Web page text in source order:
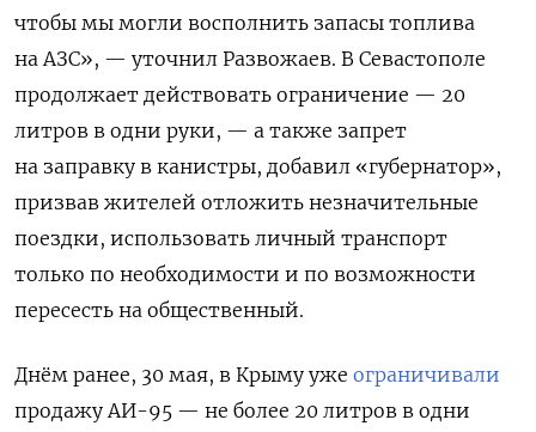
чтобы мы могли восполнить запасы топлива
на АЗС», — уточнил Развожаев. В Севастополе
продолжает действовать ограничение — 20
литров в одни руки, — а также запрет
на заправку в канистры, добавил «губернатор»,
призвав жителей отложить незначительные
поездки, использовать личный транспорт
только по необходимости и по возможности
пересесть на общественный.
Днём ранее, 30 мая, в Крыму уже ограничивали
продажу АИ-95 — не более 20 литров в одни